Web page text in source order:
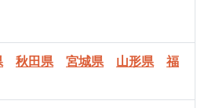
秋田県 宮城県 山形県
福